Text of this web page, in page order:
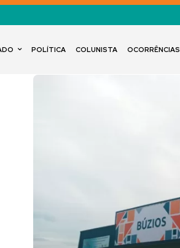
POLÍTICA COLUNISTA OCORRÊNCIAS